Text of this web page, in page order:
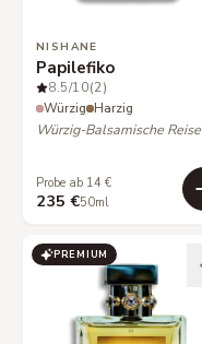
NISHANE
Papilefiko
8.5/10(2)
Würzig Harzig
Würzig-Balsamische Reise
Probe ab 14 €
235 €50ml
PREMIUM